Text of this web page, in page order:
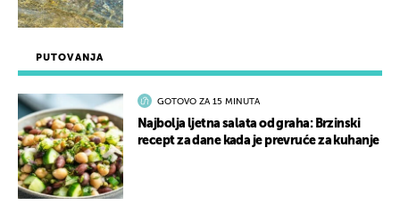
PUTOVANJA
GOTOVO ZA 15 MINUTA
Najbolja ljetna salata od graha: Brzinski
recept za dane kada je prevruće za kuhanje